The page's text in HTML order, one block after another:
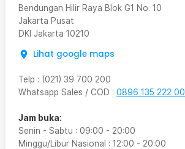
Bendungan Hilir Raya Blok G1 No. 10
Jakarta Pusat
DKI Jakarta 10210
Lihat google maps
Telp : (021) 39 700 200
Whatsapp Sales / COD : 0896 135 222 00
Jam buka:
Senin - Sabtu : 09:00 - 20:00
Minggu/Libur Nasional : 12:00 - 20:00